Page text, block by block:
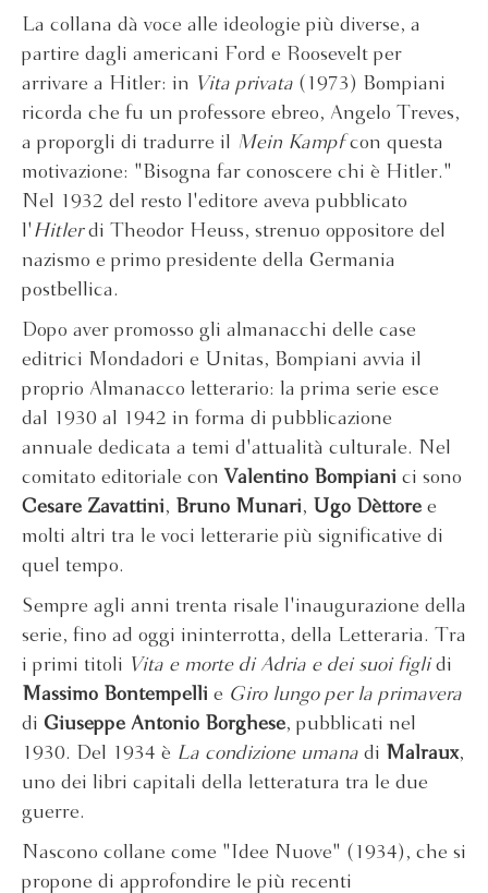
La collana dà voce alle ideologie più diverse, a
partire dagli americani Ford e Roosevelt per
arrivare a Hitler: in
Vita privata (1973) Bompiani
ricorda che fu un professore ebreo, Angelo Treves,
a proporgli di tradurre il
Mein Kampfcon questa
motivazione: "Bisogna far conoscere chi è Hitler."
Nel 1932 del resto l'editore aveva pubblicato
l' Hitlerdi Theodor Heuss, strenuo oppositore del
nazismo e primo presidente della Germania
postbellica.
Dopo aver promosso gli almanacchi delle case
editrici Mondadori e Unitas, Bompiani avvia il
proprio Almanacco letterario: la prima serie esce
dal 1930 al 1942 in forma di pubblicazione
annuale dedicata a temi d'attualità culturale. Nel
comitato editoriale con Valentino Bompiani ci sono
Cesare Zavattini, Bruno Munari, Ugo Dèttore e
molti altri tra le voci letterarie più significative di
quel tempo.
Sempre agli anni trenta risale l'inaugurazione della
serie, fino ad oggi ininterrotta, della Letteraria. Tra
i primi titoli Vita e morte di Adria e dei suoi figlidi
Massimo Bontempelli e Giro lungo per la primavera
di Giuseppe Antonio Borghese, pubblicati nel
1930. Del 1934 è La condizione umana di Malraux,
uno dei libri capitali della letteratura tra le due
guerre.
Nascono collane come "Idee Nuove" (1934), che si
propone di approfondire le più recenti